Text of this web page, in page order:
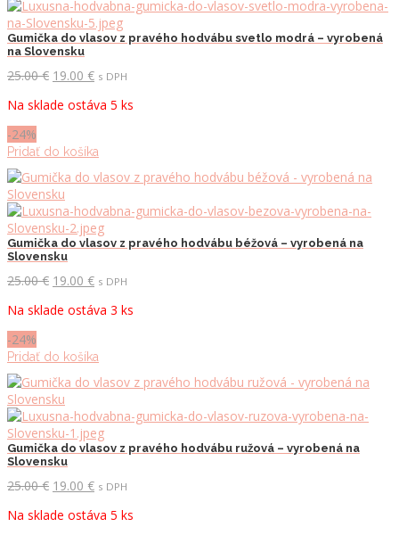
Gumička do vlasov z pravého hodvábu svetlo modrá – vyrobená
na Slovensku
25.00€ Pôvodná
bola:
19.00 €Aktuálna
je:
s DPH
Na sklade ostáva 5 ks
-24%
Pridať do košíka
Gumička do vlasov z pravého hodvábu béžová – vyrobená na
Slovensku
25.00€ Pôvodná
bola:
19.00 €Aktuálna
je:
s DPH
Na sklade ostáva 3 ks
-24%
Pridať do košíka
Gumička do vlasov z pravého hodvábu ružová – vyrobená na
Slovensku
25.00€ Pôvodná
bola:
19.00 €Aktuálna
je:
s DPH
Na sklade ostáva 5 ks